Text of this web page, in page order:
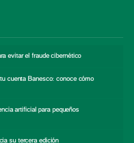
evitar el fraude cibernético
cuenta Banesco: conoce cómo
artificial para pequeños
su tercera edición